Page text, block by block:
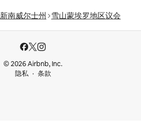
新南威尔士州
雪山蒙埃罗地区议会
© 2026 Airbnb, Inc.
隐私
条款